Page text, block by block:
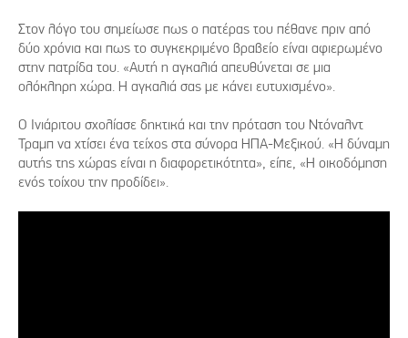
Στον λόγο του σημείωσε πως ο πατέρας του πέθανε πριν από
δύο χρόνια και πως το συγκεκριμένο βραβείο είναι αφιερωμένο
στην πατρίδα του. «Αυτή η αγκαλιά απευθύνεται σε μια
ολόκληρη χώρα. Η αγκαλιά σας με κάνει ευτυχισμένο».
Ο Ινιάριτου σχολίασε δηκτικά και την πρόταση του Ντόναλντ
Τραμπ να χτίσει ένα τείχος στα σύνορα ΗΠΑ-Μεξικού. «Η δύναμη
αυτής της χώρας είναι η διαφορετικότητα», είπε, «Η οικοδόμηση
ενός τοίχου την προδίδει».